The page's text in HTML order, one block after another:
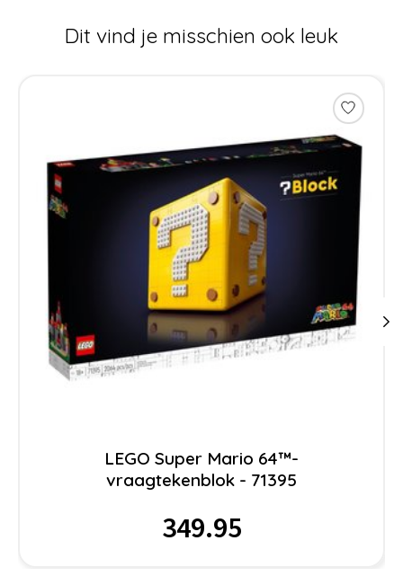
Dit vind je misschien ook leuk
LEGO Super Mario 64™-
vraagtekenblok - 71395
349.95